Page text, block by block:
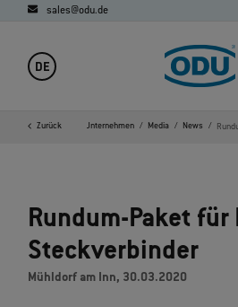
sales@odu.de
DE
Zurück
Startseite Unternehmen Media News
Rundum-Paket für
Steckverbinder
Mühldorf am Inn, 30.03.2020